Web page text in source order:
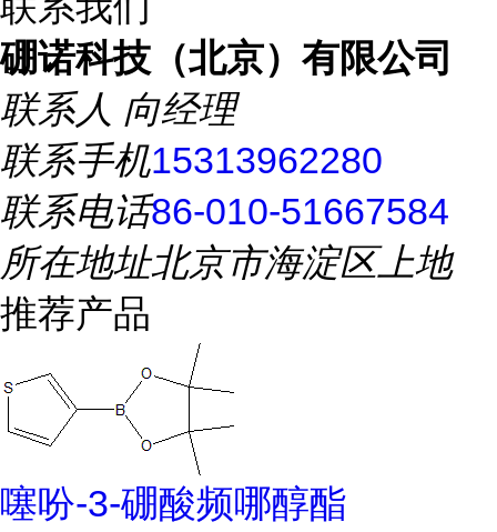
硼诺科技（北京）有限公司
联系人 向经理
联系手机15313962280
联系电话86-010-51667584
所在地址北京市海淀区上地
推荐产品
噻吩-3-硼酸频哪醇酯